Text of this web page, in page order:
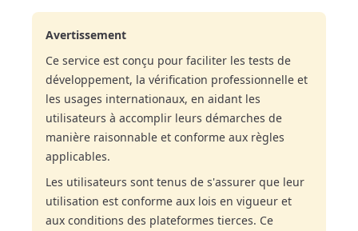
Avertissement
Ce service est conçu pour faciliter les tests de
développement, la vérification professionnelle et
les usages internationaux, en aidant les
utilisateurs à accomplir leurs démarches de
manière raisonnable et conforme aux règles
applicables.
Les utilisateurs sont tenus de s'assurer que leur
utilisation est conforme aux lois en vigueur et
aux conditions des plateformes tierces. Ce